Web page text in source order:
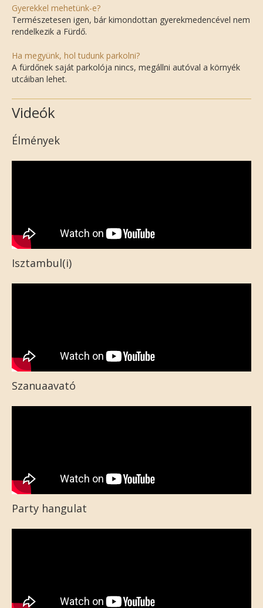
Gyerekkel mehetünk-e?
Természetesen igen, bár kimondottan gyerekmedencével nem
rendelkezik a Fürdő.
Ha megyünk, hol tudunk parkolni?
A fürdőnek saját parkolója nincs, megállni autóval a környék
utcáiban lehet.
Videók
Élmények
Isztambul(i)
Szanuaavató
Party hangulat